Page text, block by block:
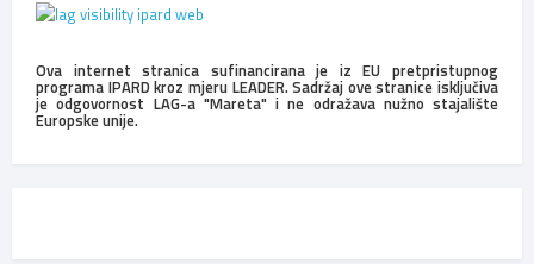
Ova internet stranica sufinancirana je iz EU pretpristupnog
programa IPARD kroz mjeru LEADER. Sadržaj ove stranice isključiva
je odgovornost LAG-a "Mareta" i ne odražava nužno stajalište
Europske unije.